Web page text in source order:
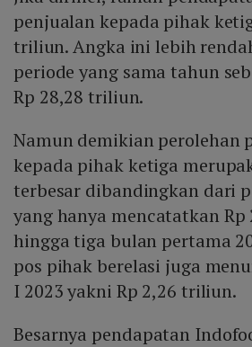
penjualan kepada pihak
triliun. Angka ini lebih
periode yang sama tahun
Rp 28,28 triliun.
Namun demikian perolehan
kepada pihak ketiga
terbesar dibandingkan dari
yang hanya mencatatkan
hingga tiga bulan pertama
pos pihak berelasi juga
I 2023 yakni Rp 2,26 triliun.
Besarnya pendapatan